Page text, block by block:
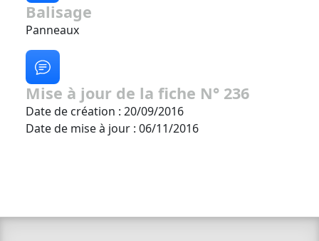
Balisage
Panneaux
Mise à jour de la fiche N° 236
Date de création : 20/09/2016
Date de mise à jour : 06/11/2016